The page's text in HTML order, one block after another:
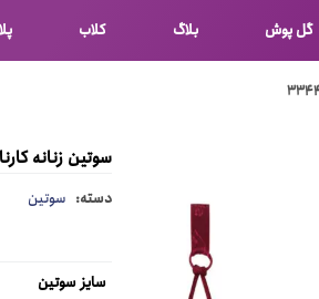
گل پوش بلاگ کلاب
سوتین زنانه کارنا
دسته: سوتین
سایز سوتین